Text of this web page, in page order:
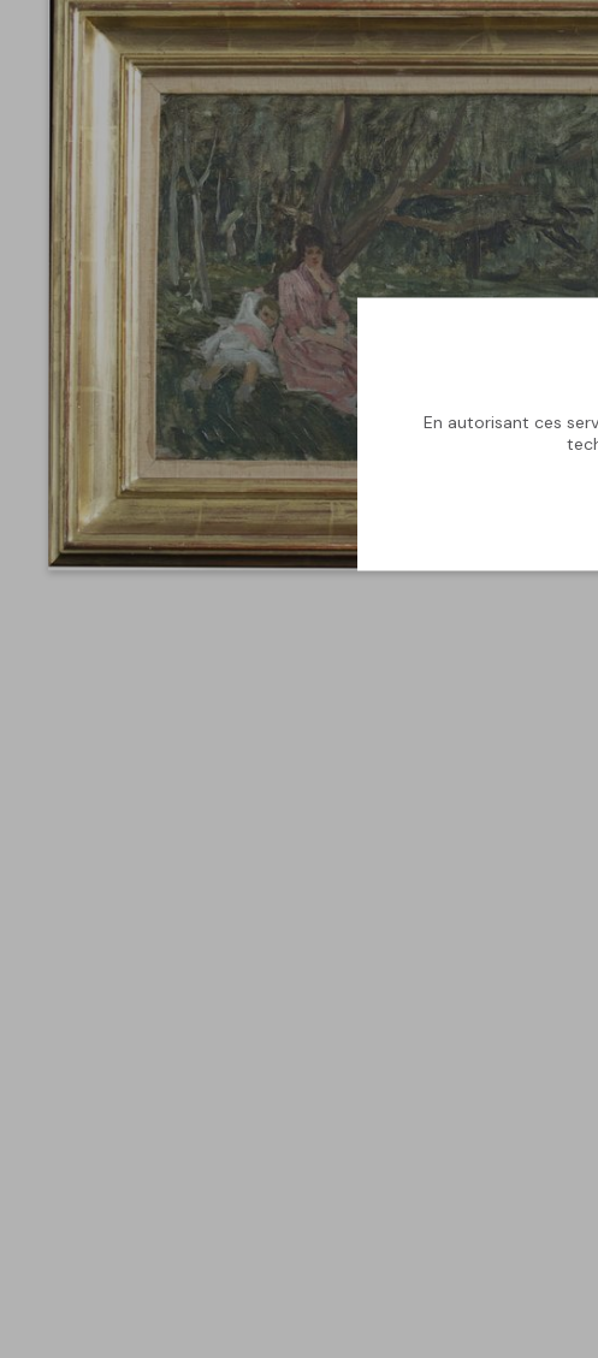
En autorisant ces